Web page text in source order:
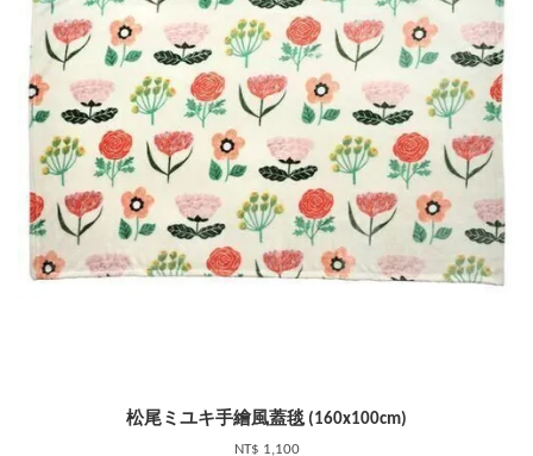
松尾ミユキ手繪風蓋毯 (160x100cm)
NT$ 1,100